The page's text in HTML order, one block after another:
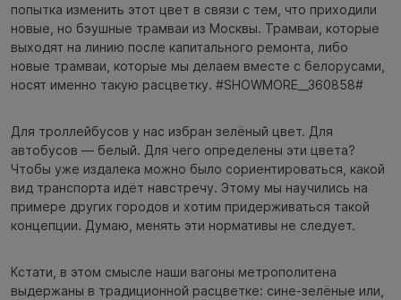
попытка изменить этот цвет в связи с тем, что приходили
новые, но бэушные трамваи из Москвы. Трамваи, которые
выходят на линию после капитального ремонта, либо
новые трамваи, которые мы делаем вместе с белорусами,
носят именно такую расцветку. #SHOWMORE__360858#
Для троллейбусов у нас избран зелёный цвет. Для
автобусов — белый. Для чего определены эти цвета?
Чтобы уже издалека можно было сориентироваться, какой
вид транспорта идёт навстречу. Этому мы научились на
примере других городов и хотим придерживаться такой
концепции. Думаю, менять эти нормативы не следует.
Кстати, в этом смысле наши вагоны метрополитена
выдержаны в традиционной расцветке: сине-зелёные или,